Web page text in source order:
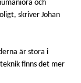
och
skriver Johan
är stora i
finns det mer